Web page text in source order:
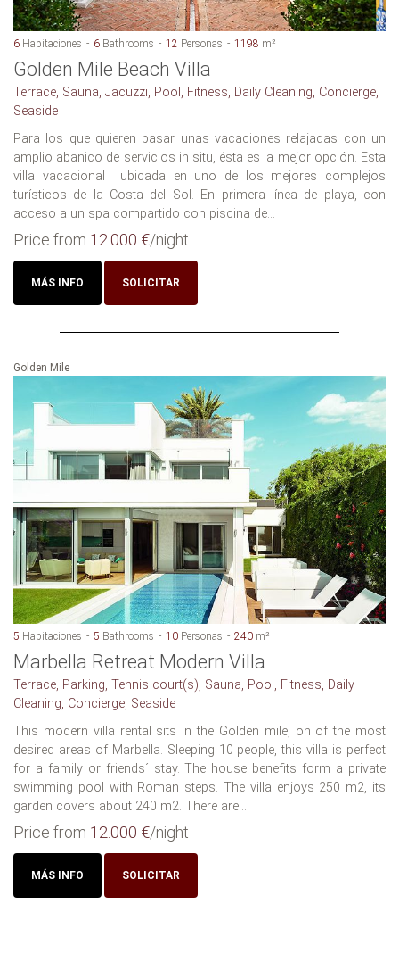
6 Habitaciones 6 Bathrooms 12 Personas 1198 m²
Golden Mile Beach Villa
Terrace, Sauna, Jacuzzi, Pool, Fitness, Daily Cleaning, Concierge,
Seaside
Para los que quieren pasar unas vacaciones relajadas con un
amplio abanico de servicios in situ, ésta es la mejor opción. Esta
villa vacacional ubicada en uno de los mejores complejos
turísticos de la Costa del Sol. En primera línea de playa, con
acceso a un spa compartido con piscina de...
Price from 12.000 €/night
MÁS INFO SOLICITAR
Golden Mile
5 Habitaciones 5 Bathrooms 10 Personas 240 m²
Marbella Retreat Modern Villa
Terrace, Parking, Tennis court(s), Sauna, Pool, Fitness, Daily
Cleaning, Concierge, Seaside
This modern villa rental sits in the Golden mile, on of the most
desired areas of Marbella. Sleeping 10 people, this villa is perfect
for a family or friends´ stay. The house benefits form a private
swimming pool with Roman steps. The villa enjoys 250 m2, its
garden covers about 240 m2. There are...
Price from 12.000 €/night
MÁS INFO SOLICITAR